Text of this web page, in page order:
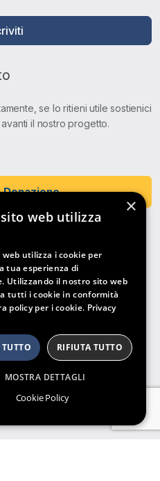
se lo ritieni utile sostienici
il nostro progetto.
Donazione
×
web utilizza
utilizza i cookie per
tua esperienza di
Utilizzando il nostro sito web
tutti i cookie in conformità
policy per i cookie. Privacy
TUTTO RIFIUTA TUTTO
MOSTRA DETTAGLI
Cookie Policy